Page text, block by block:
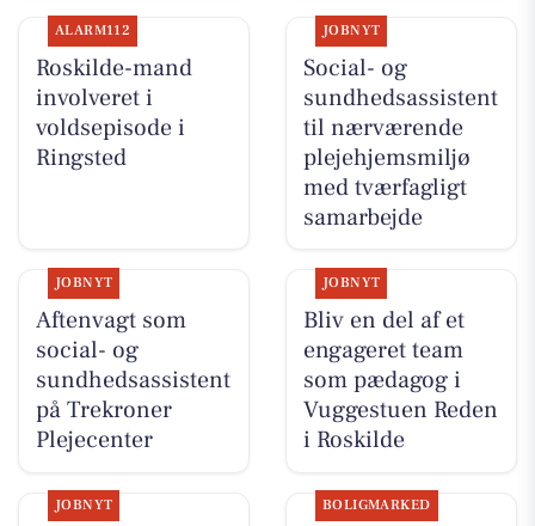
ALARM112
Roskilde-mand
involveret i
voldsepisode i
Ringsted
JOBNYT
Social- og
sundhedsassistent
til nærværende
plejehjemsmiljø
med tværfagligt
samarbejde
JOBNYT
Aftenvagt som
social- og
sundhedsassistent
på Trekroner
Plejecenter
JOBNYT
Bliv en del af et
engageret team
som pædagog i
Vuggestuen Reden
i Roskilde
JOBNYT BOLIGMARKED